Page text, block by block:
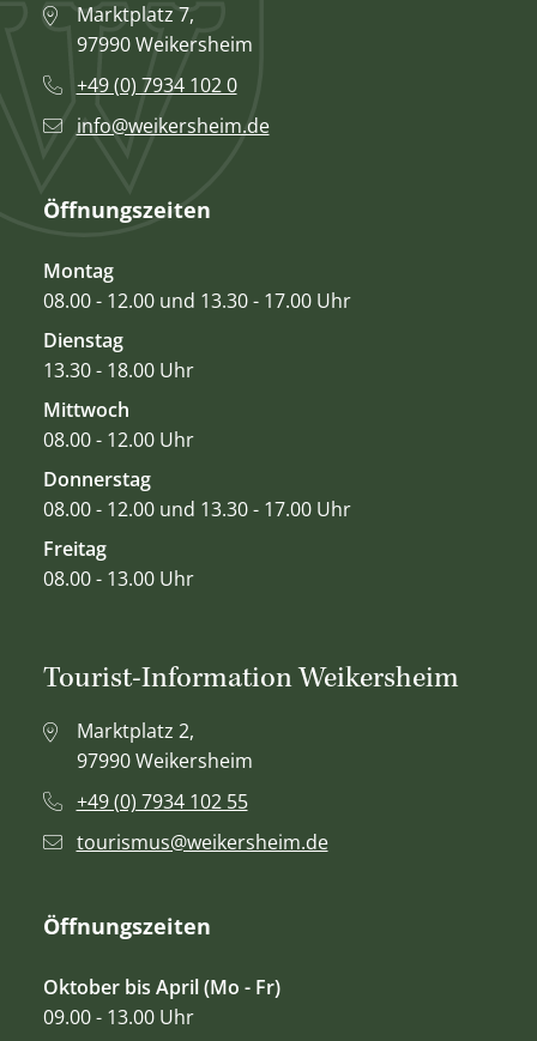
Marktplatz 7,
97990 Weikersheim
+49 (0) 7934 102 0
info@weikersheim.de
Öffnungszeiten
Montag
08.00 - 12.00 und 13.30 - 17.00 Uhr
Dienstag
13.30 - 18.00 Uhr
Mittwoch
08.00 - 12.00 Uhr
Donnerstag
08.00 - 12.00 und 13.30 - 17.00 Uhr
Freitag
08.00 - 13.00 Uhr
Tourist-Information Weikersheim
Marktplatz 2,
97990 Weikersheim
+49 (0) 7934 102 55
tourismus@weikersheim.de
Öffnungszeiten
Oktober bis April (Mo - Fr)
09.00 - 13.00 Uhr